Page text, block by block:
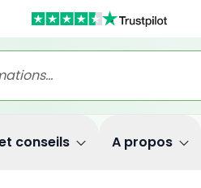
conseils A propos